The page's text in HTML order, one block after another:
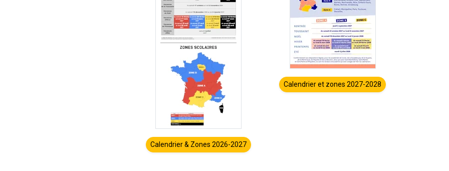
Calendrier & Zones 2026-2027
Calendrier et zones 2027-2028